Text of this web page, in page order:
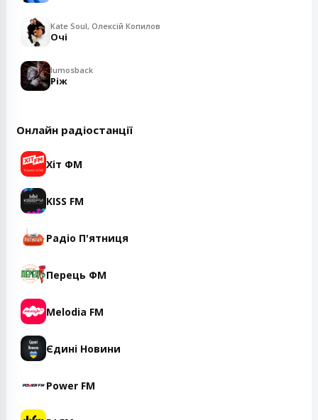
Kate Soul, Олексій Копилов
Очі
lumosback
Ріж
Онлайн радіостанції
Хіт ФМ
KISS FM
Радіо П'ятниця
Перець ФМ
Melodia FM
Єдині Новини
Power FM